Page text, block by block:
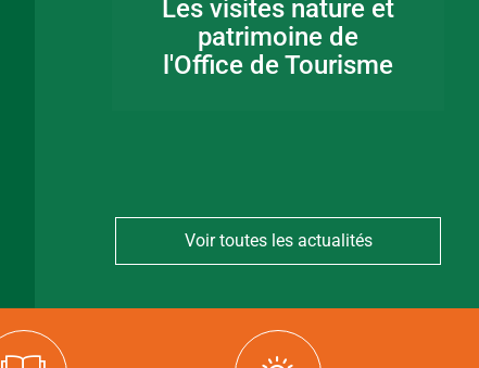
Les visites nature et
patrimoine de
l'Office de Tourisme
Voir toutes les actualités